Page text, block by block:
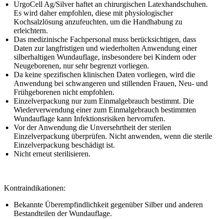
UrgoCell Ag/Silver haftet an chirurgischen Latexhandschuhen.
Es wird daher empfohlen, diese mit physiologischer
Kochsalzlösung anzufeuchten, um die Handhabung zu
erleichtern.
Das medizinische Fachpersonal muss berücksichtigen, dass
Daten zur langfristigen und wiederholten Anwendung einer
silberhaltigen Wundauflage, insbesondere bei Kindern oder
Neugeborenen, nur sehr begrenzt vorliegen.
Da keine spezifischen klinischen Daten vorliegen, wird die
Anwendung bei schwangeren und stillenden Frauen, Neu- und
Frühgeborenen nicht empfohlen.
Einzelverpackung nur zum Einmalgebrauch bestimmt. Die
Wiederverwendung einer zum Einmalgebrauch bestimmten
Wundauflage kann Infektionsrisiken hervorrufen.
Vor der Anwendung die Unversehrtheit der sterilen
Einzelverpackung überprüfen. Nicht anwenden, wenn die sterile
Einzelverpackung beschädigt ist.
Nicht erneut sterilisieren.
Kontraindikationen:
Bekannte Überempfindlichkeit gegenüber Silber und anderen
Bestandteilen der Wundauflage.